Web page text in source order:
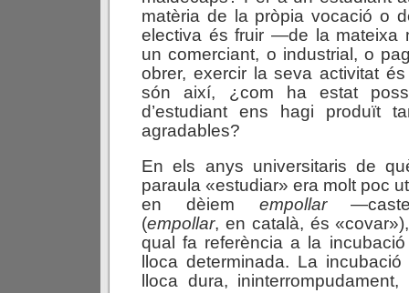
matèria de la pròpia vocació o
electiva és fruir —de la mateixa
un comerciant, o industrial, o
obrer, exercir la seva activitat
són així, ¿com ha estat
d’estudiant ens hagi produït
agradables?
En els anys universitaris de
paraula «estudiar» era molt poc
en dèiem empollar
(empollar, en català, és
qual fa referència a la
lloca determinada. La
lloca dura,